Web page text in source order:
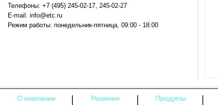
Телефоны: +7 (495) 245-02-17, 245-02-27
E-mail: info@etc.ru
Режим работы: понедельник-пятница, 09:00 - 18:00
О компании Решения Продукты